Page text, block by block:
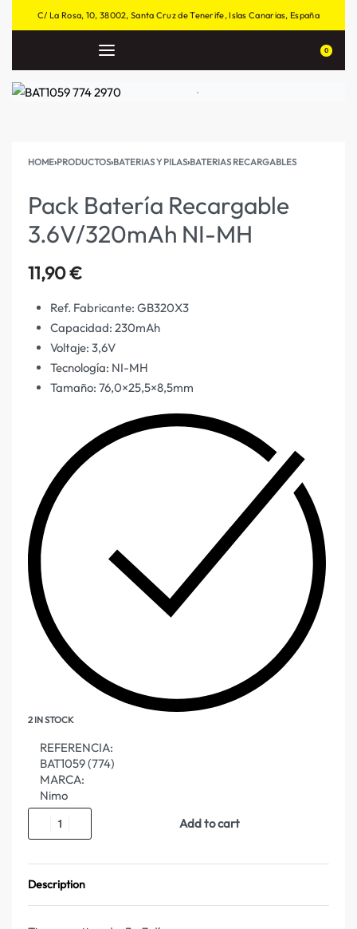
C/ La Rosa, 10, 38002, Santa Cruz de Tenerife, Islas Canarias, España
0
HOME›PRODUCTOS›BATERIAS Y PILAS›BATERIAS RECARGABLES
Pack Batería Recargable
3.6V/320mAh NI-MH
11,90€
Ref. Fabricante: GB320X3
Capacidad: 230mAh
Voltaje: 3,6V
Tecnología: NI-MH
Tamaño: 76,0×25,5×8,5mm
2 IN STOCK
REFERENCIA:
BAT1059 (774)
MARCA:
Nimo
Add to cart
Description